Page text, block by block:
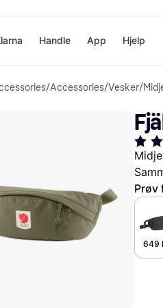
Betal nå
Betal i 3
Betal innen
Finansiering
Handle
Butikker
kicks.no
App Hjelp
/Accessories/Vesker/
Prøv
649